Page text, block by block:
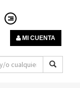
MI CUENTA